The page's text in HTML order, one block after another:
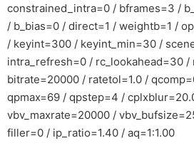
constrained_intra=0 / bframes=3 /
/ b_bias=0 / direct=1 / weightb=1 /
/ keyint=300 / keyint_min=30 /
intra_refresh=0 / rc_lookahead=30
bitrate=20000 / ratetol=1.0 /
qpmax=69 / qpstep=4 /
vbv_maxrate=20000 /
filler=0 / ip_ratio=1.40 / aq=1:1.00